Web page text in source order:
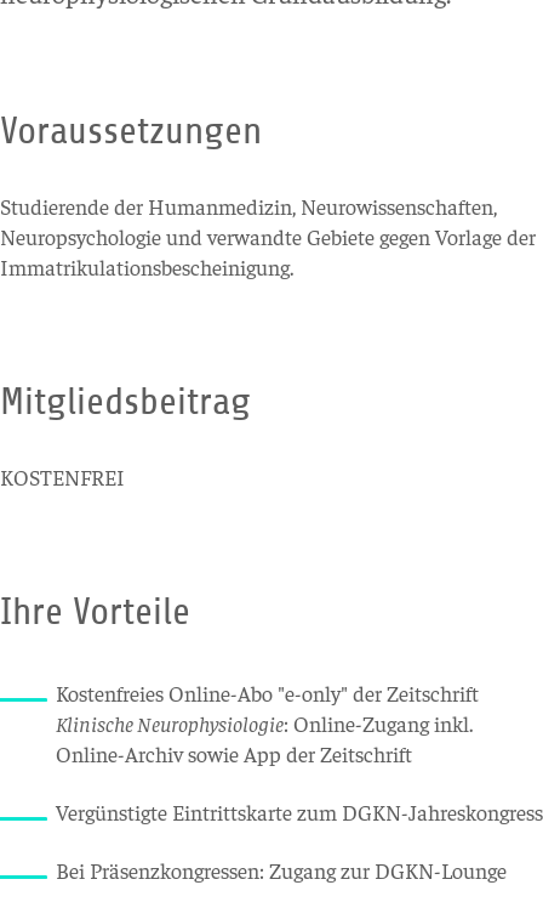
Voraussetzungen
Studierende der Humanmedizin, Neurowissenschaften,
Neuropsychologie und verwandte Gebiete gegen Vorlage der
Immatrikulationsbescheinigung.
Mitgliedsbeitrag
KOSTENFREI
Ihre Vorteile
Kostenfreies Online-Abo "e-only" der Zeitschrift
Klinische Neurophysiologie: Online-Zugang inkl.
Online-Archiv sowie App der Zeitschrift
Vergünstigte Eintrittskarte zum DGKN-Jahreskongress
Bei Präsenzkongressen: Zugang zur DGKN-Lounge